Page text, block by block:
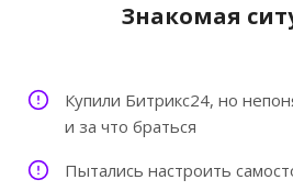
Знакомая
Купили Битрикс24, но
и за что браться
Пытались настроить